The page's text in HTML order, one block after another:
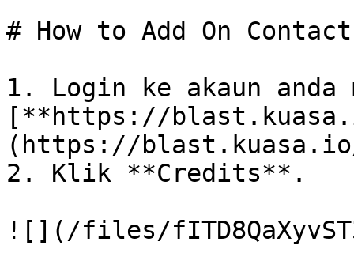
# How to Add On
1. Login ke akaun anda
[**https://
(https://
2. Klik **Credits**.
![](/files/